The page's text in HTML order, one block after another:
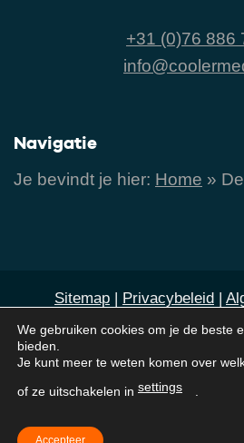
+31 (0)76 886
Navigatie
Je bevindt je hier: Home »
Sitemap | Privacybeleid |
© 2011-2026 Cooler Media.
klanten
een 9,4 / 10 op basis van
We gebruiken cookies om je de beste
bieden.
Je kunt meer te weten komen over
of ze uitschakelen in settings .
Accepteer